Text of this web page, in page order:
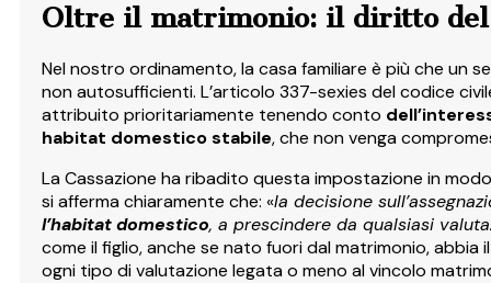
Oltre il matrimonio: il diritto
Nel nostro ordinamento, la casa familiare è più che un
non autosufficienti. L’articolo 337-sexies del codice
attribuito prioritariamente tenendo conto
habitat domestico stabile, che non venga
La Cassazione ha ribadito questa impostazione in
si afferma chiaramente che: «la decisione
l’habitat domestico, a prescindere da qualsiasi
come il figlio, anche se nato fuori dal matrimonio,
ogni tipo di valutazione legata o meno al vincolo